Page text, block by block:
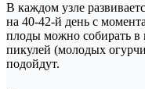
В каждом узле
на 40-42-й день с
плоды можно собирать в
пикулей (молодых
подойдут.